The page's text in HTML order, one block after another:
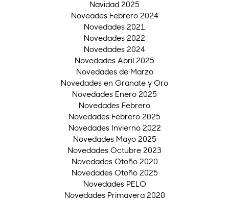
Navidad 2025
Noveades Febrero 2024
Novedades 2021
Novedades 2022
Novedades 2024
Novedades Abril 2025
Novedades de Marzo
Novedades en Granate y Oro
Novedades Enero 2025
Novedades Febrero
Novedades Febrero 2025
Novedades Invierno 2022
Novedades Mayo 2025
Novedades Octubre 2023
Novedades Otoño 2020
Novedades Otoño 2025
Novedades PELO
Novedades Primavera 2020